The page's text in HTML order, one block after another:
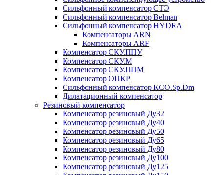
Сильфонный компенсатор СТЭ
Сильфонный компенсатор Belman
Сильфонный компенсатор HYDRA
Компенсаторы ARN
Компенсаторы ARF
Компенсатор СКУ.ППУ
Компенсатор СКУ.М
Компенсатор СКУ.ППМ
Компенсатор ОПКР
Сильфонный компенсатор КСО.Sp.Dm
Дилатационный компенсатор
Резиновый компенсатор
Компенсатор резиновый Ду32
Компенсатор резиновый Ду40
Компенсатор резиновый Ду50
Компенсатор резиновый Ду65
Компенсатор резиновый Ду80
Компенсатор резиновый Ду100
Компенсатор резиновый Ду125